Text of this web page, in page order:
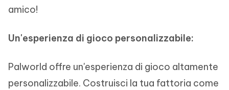
amico!
Un'esperienza di gioco personalizzabile:
Palworld offre un'esperienza di gioco altamente
personalizzabile. Costruisci la tua fattoria come